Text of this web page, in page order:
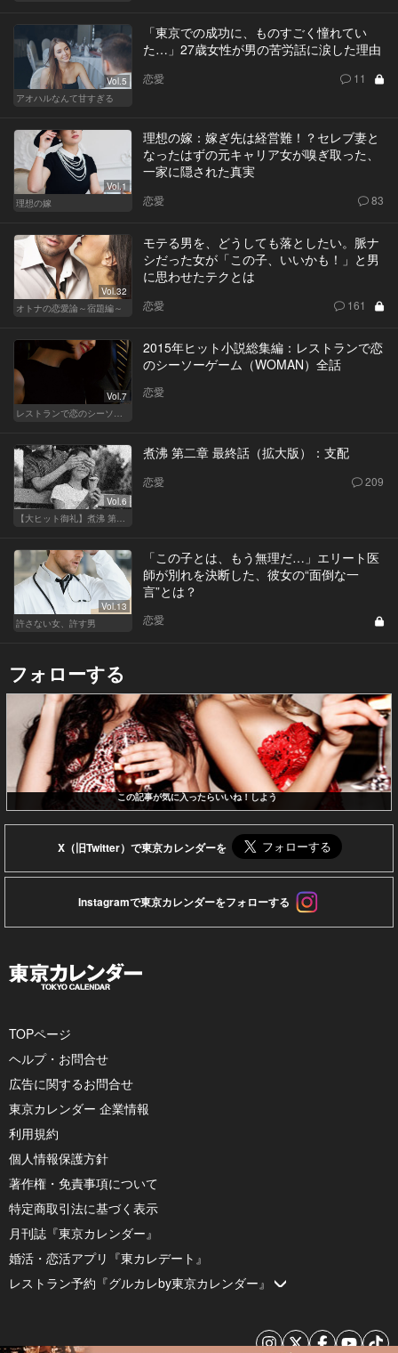
Vol.5
アオハルなんて甘すぎる
「東京での成功に、ものすごく憧れてい
た…」27歳女性が男の苦労話に涙した理由
恋愛 11
Vol.1
理想の嫁
理想の嫁：嫁ぎ先は経営難！？セレブ妻と
なったはずの元キャリア女が嗅ぎ取った、
一家に隠された真実
恋愛 83
Vol.32
オトナの恋愛論～宿題編～
モテる男を、どうしても落としたい。脈ナ
シだった女が「この子、いいかも！」と男
に思わせたテクとは
恋愛 161
Vol.7
2015年ヒット小説総集編：レストランで恋
のシーソーゲーム（WOMAN）全話
恋愛
Vol.6
煮沸 第二章 最終話（拡大版）：支配
恋愛 209
Vol.13
許さない女、許す男
「この子とは、もう無理だ…」エリート医
師が別れを決断した、彼女の“面倒な一
言”とは？
恋愛
フォローする
この記事が気に入ったらいいね！しよう
X（旧Twitter）で東京カレンダーを
Instagramで東京カレンダーをフォローする
TOPページ
ヘルプ・お問合せ
広告に関するお問合せ
東京カレンダー 企業情報
利用規約
個人情報保護方針
著作権・免責事項について
特定商取引法に基づく表示
月刊誌『東京カレンダー』
婚活・恋活アプリ『東カレデート』
レストラン予約『グルカレby東京カレンダー』